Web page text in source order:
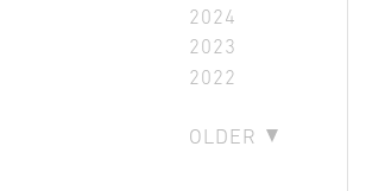
2024
2023
2022
OLDER